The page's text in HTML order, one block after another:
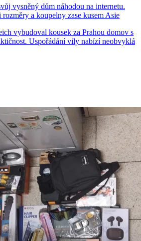
vysněný dům náhodou na internetu.
a koupelny zase kusem Asie
vybudoval kousek za Prahou domov s
Uspořádání vily nabízí neobvyklá